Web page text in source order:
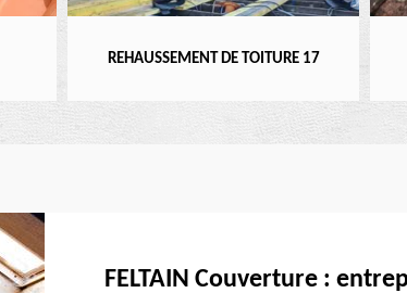
REHAUSSEMENT DE TOITURE 17
FELTAIN Couverture :